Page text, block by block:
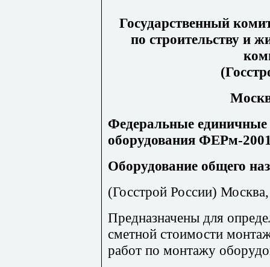
Государственный
по строительству и
Федеральные
оборудования ФЕРм-
Оборудование общего
(Госстрой России)
Предназначены для
сметной стоимости
работ по монтажу